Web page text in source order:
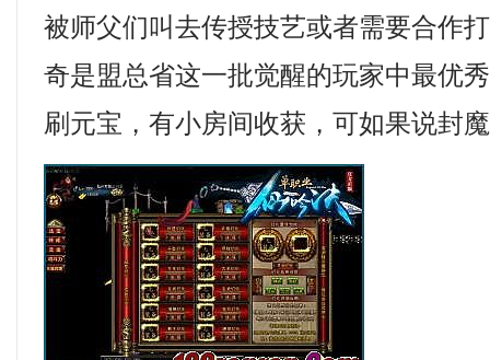
被师父们叫去传授技艺或者需要合作
奇是盟总省这一批觉醒的玩家中最优
刷元宝，有小房间收获，可如果说封